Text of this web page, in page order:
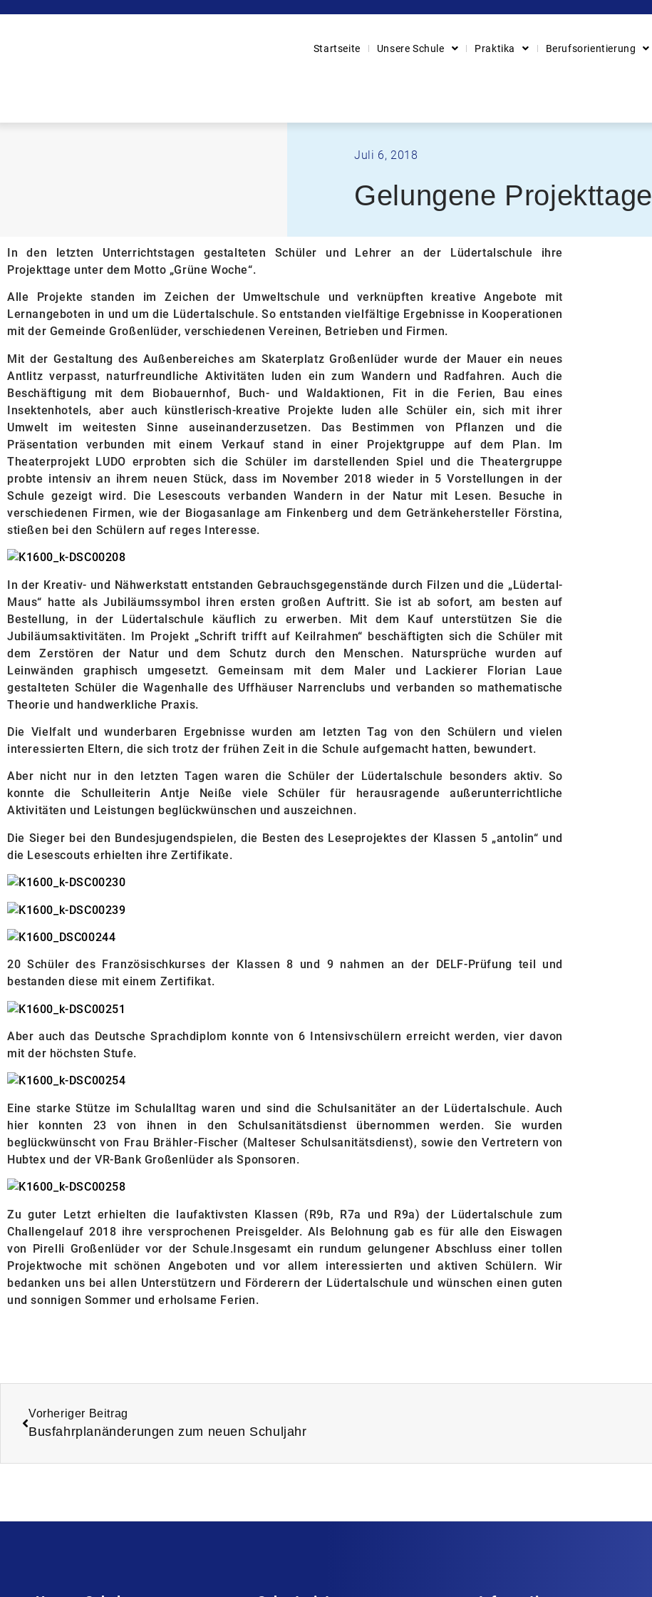
Startseite Unsere Schule Praktika Berufsorientierung
Juli 6, 2018
Gelungene Projekttage
In den letzten Unterrichtstagen gestalteten Schüler und Lehrer an der Lüdertalschule ihre
Projekttage unter dem Motto „Grüne Woche“.
Alle Projekte standen im Zeichen der Umweltschule und verknüpften kreative Angebote mit
Lernangeboten in und um die Lüdertalschule. So entstanden vielfältige Ergebnisse in Kooperationen
mit der Gemeinde Großenlüder, verschiedenen Vereinen, Betrieben und Firmen.
Mit der Gestaltung des Außenbereiches am Skaterplatz Großenlüder wurde der Mauer ein neues
Antlitz verpasst, naturfreundliche Aktivitäten luden ein zum Wandern und Radfahren. Auch die
Beschäftigung mit dem Biobauernhof, Buch- und Waldaktionen, Fit in die Ferien, Bau eines
Insektenhotels, aber auch künstlerisch-kreative Projekte luden alle Schüler ein, sich mit ihrer
Umwelt im weitesten Sinne auseinanderzusetzen. Das Bestimmen von Pflanzen und die
Präsentation verbunden mit einem Verkauf stand in einer Projektgruppe auf dem Plan. Im
Theaterprojekt LUDO erprobten sich die Schüler im darstellenden Spiel und die Theatergruppe
probte intensiv an ihrem neuen Stück, dass im November 2018 wieder in 5 Vorstellungen in der
Schule gezeigt wird. Die Lesescouts verbanden Wandern in der Natur mit Lesen. Besuche in
verschiedenen Firmen, wie der Biogasanlage am Finkenberg und dem Getränkehersteller Förstina,
stießen bei den Schülern auf reges Interesse.
In der Kreativ- und Nähwerkstatt entstanden Gebrauchsgegenstände durch Filzen und die „Lüdertal-
Maus“ hatte als Jubiläumssymbol ihren ersten großen Auftritt. Sie ist ab sofort, am besten auf
Bestellung, in der Lüdertalschule käuflich zu erwerben. Mit dem Kauf unterstützen Sie die
Jubiläumsaktivitäten. Im Projekt „Schrift trifft auf Keilrahmen“ beschäftigten sich die Schüler mit
dem Zerstören der Natur und dem Schutz durch den Menschen. Natursprüche wurden auf
Leinwänden graphisch umgesetzt. Gemeinsam mit dem Maler und Lackierer Florian Laue
gestalteten Schüler die Wagenhalle des Uffhäuser Narrenclubs und verbanden so mathematische
Theorie und handwerkliche Praxis.
Die Vielfalt und wunderbaren Ergebnisse wurden am letzten Tag von den Schülern und vielen
interessierten Eltern, die sich trotz der frühen Zeit in die Schule aufgemacht hatten, bewundert.
Aber nicht nur in den letzten Tagen waren die Schüler der Lüdertalschule besonders aktiv. So
konnte die Schulleiterin Antje Neiße viele Schüler für herausragende außerunterrichtliche
Aktivitäten und Leistungen beglückwünschen und auszeichnen.
Die Sieger bei den Bundesjugendspielen, die Besten des Leseprojektes der Klassen 5 „antolin“ und
die Lesescouts erhielten ihre Zertifikate.
20 Schüler des Französischkurses der Klassen 8 und 9 nahmen an der DELF-Prüfung teil und
bestanden diese mit einem Zertifikat.
Aber auch das Deutsche Sprachdiplom konnte von 6 Intensivschülern erreicht werden, vier davon
mit der höchsten Stufe.
Eine starke Stütze im Schulalltag waren und sind die Schulsanitäter an der Lüdertalschule. Auch
hier konnten 23 von ihnen in den Schulsanitätsdienst übernommen werden. Sie wurden
beglückwünscht von Frau Brähler-Fischer (Malteser Schulsanitätsdienst), sowie den Vertretern von
Hubtex und der VR-Bank Großenlüder als Sponsoren.
Zu guter Letzt erhielten die laufaktivsten Klassen (R9b, R7a und R9a) der Lüdertalschule zum
Challengelauf 2018 ihre versprochenen Preisgelder. Als Belohnung gab es für alle den Eiswagen
von Pirelli Großenlüder vor der Schule.Insgesamt ein rundum gelungener Abschluss einer tollen
Projektwoche mit schönen Angeboten und vor allem interessierten und aktiven Schülern. Wir
bedanken uns bei allen Unterstützern und Förderern der Lüdertalschule und wünschen einen guten
und sonnigen Sommer und erholsame Ferien.
Vorheriger Beitrag
Busfahrplanänderungen zum neuen Schuljahr